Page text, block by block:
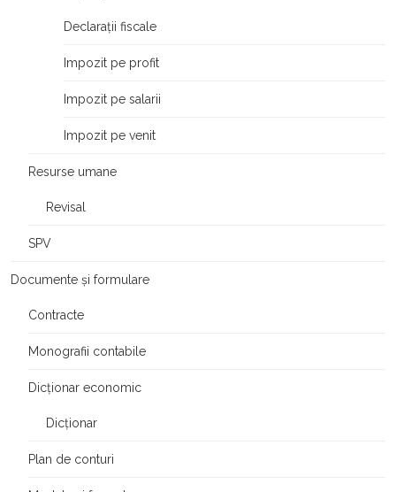
Declarații fiscale
Impozit pe profit
Impozit pe salarii
Impozit pe venit
Resurse umane
Revisal
SPV
Documente și formulare
Contracte
Monografii contabile
Dicționar economic
Dicționar
Plan de conturi